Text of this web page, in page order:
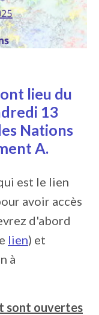
lieu du
13
Nations
A.
est le lien
avoir accès
d'abord
lien) et
à
sont ouvertes